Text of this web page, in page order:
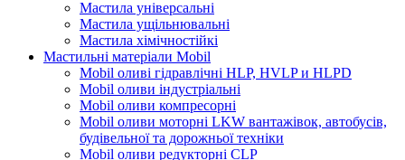
Мастила універсальні
Мастила ущільнювальні
Мастила хімічностійкі
Мастильні матеріали Mobil
Mobil оливі гідравлічні HLP, HVLP и HLPD
Mobil оливи індустріальні
Mobil оливи компресорні
Mobil оливи моторні LKW вантажівок, автобусів,
будівельної та дорожньої техніки
Mobil оливи редукторні CLP